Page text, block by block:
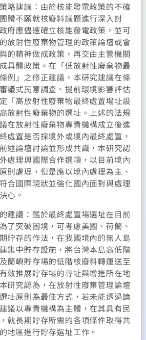
略建議：由於核能發電政策的不確
體不願就核廢料議題進行深入討
府應儘速確立核能發電政策，並可
放射性廢棄物管理的政策論壇或會
的精神做成政策，再交由主管機關
具體政策。在「低放射性廢棄物最
例」之修正建議，本研究建議在條
議式民意調查、提前環境影響評估
「高放射性廢棄物最終處置場址設
放射性廢棄物的選址。上述的法規
在放射性廢棄物專責機構成立後進
處置是否採境外或境內最終處置，
述論壇討論並形成共識，本研究認
處理與國際合作選項，以目前境內
則處理，但是應以境內處理為主、
合國際現狀並強化國內面對與處理
心。
建議：鑑於最終處置場選址在目前
了突破困境，可考慮美國、荷蘭、
貯存的作法，在我國境內的無人島
集中貯存設施，將台灣本島高低階
蘭嶼貯存場的低階核廢料轉運送至
效推展貯存場的尋址與增進所在地
研究認為，在放射性廢棄管理論壇
址原則為最佳方式，若未能透過論
議以專責機構為主體，在其具有民
就長期貯存所需的各項條件取得共
地區進行貯存選址工作。